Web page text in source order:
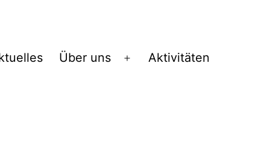
Über uns
Menü
Aktivitäten